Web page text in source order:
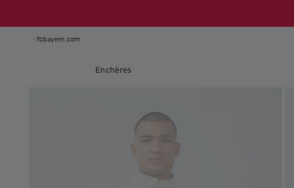
fcbayern.com
Enchères